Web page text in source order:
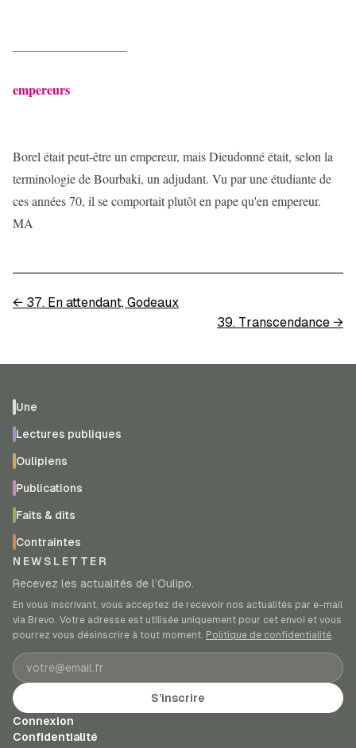
empereurs
Borel était peut-être un empereur, mais Dieudonné était, selon la
terminologie de Bourbaki, un adjudant. Vu par une étudiante de
ces années 70, il se comportait plutôt en pape qu'en empereur.
MA
← 37. En attendant, Godeaux
39. Transcendance →
Une
Lectures publiques
Oulipiens
Publications
Faits & dits
Contraintes
NEWSLETTER
Recevez les actualités de l’Oulipo.
En vous inscrivant, vous acceptez de recevoir nos actualités par e-mail
via Brevo. Votre adresse est utilisée uniquement pour cet envoi et vous
pourrez vous désinscrire à tout moment. Politique de confidentialité.
Adresse e-mail
S’inscrire
Connexion
Confidentialité